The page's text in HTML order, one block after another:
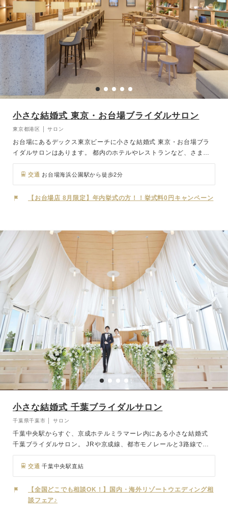
小さな結婚式 東京・お台場ブライダルサロン
東京都港区 │ サロン
お台場にあるデックス東京ビーチに小さな結婚式 東京・お台場ブラ
イダルサロンはあります。 都内のホテルやレストランなど、さまざ
まな結婚式場をご紹介。またリゾートウェディングの打合せや、お台
場のロケーションを活かしたフォトウェディングの相談まで行えるの
も大きな魅力です。
交通 お台場海浜公園駅から徒歩2分
【お台場店 8月限定】年内挙式の方！！挙式料0円キャンペーン
小さな結婚式 千葉ブライダルサロン
千葉県千葉市 │ サロン
千葉中央駅からすぐ、京成ホテルミラマーレ内にある小さな結婚式
千葉ブライダルサロン。 JRや京成線、都市モノレールと3路線でア
クセスが可能な立地。 同ホテルでの少人数挙式だけでなく、首都圏
や沖縄、北海道などの挙式会場のご相談も可能。 もちろん前撮りや
フォトウェディングプランも充実しています。 打合せから併設のド
レスサロンでの衣装選びまで行なっていただけます。
交通 千葉中央駅直結
【全国どこでも相談OK！】国内・海外リゾートウエディング相
談フェア♪